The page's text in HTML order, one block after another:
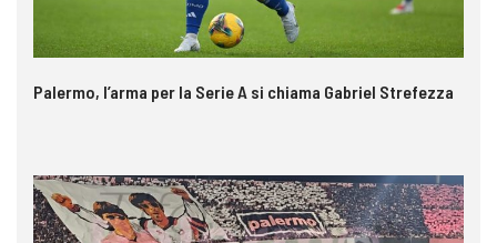
Palermo, l’arma per la Serie A si chiama Gabriel Strefezza